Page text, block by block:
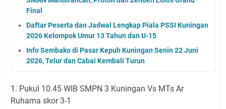
Final
Daftar Peserta dan Jadwal Lengkap Piala PSSI Kuningan
2026 Kelompok Umur 13 Tahun dan U-15
Info Sembako di Pasar Kepuh Kuningan Senin 22 Juni
2026, Telur dan Cabai Kembali Turun
1. Pukul 10.45 WIB SMPN 3 Kuningan Vs MTs Ar
Ruhama skor 3-1